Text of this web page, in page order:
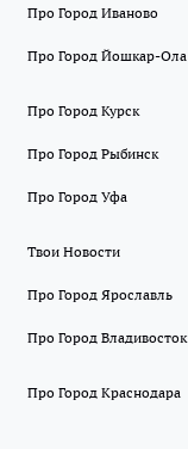
Про Город Иваново
Про Город Йошкар-Ола
Про Город Курск
Про Город Рыбинск
Про Город Уфа
Твои Новости
Про Город Ярославль
Про Город Владивосток
Про Город Краснодара